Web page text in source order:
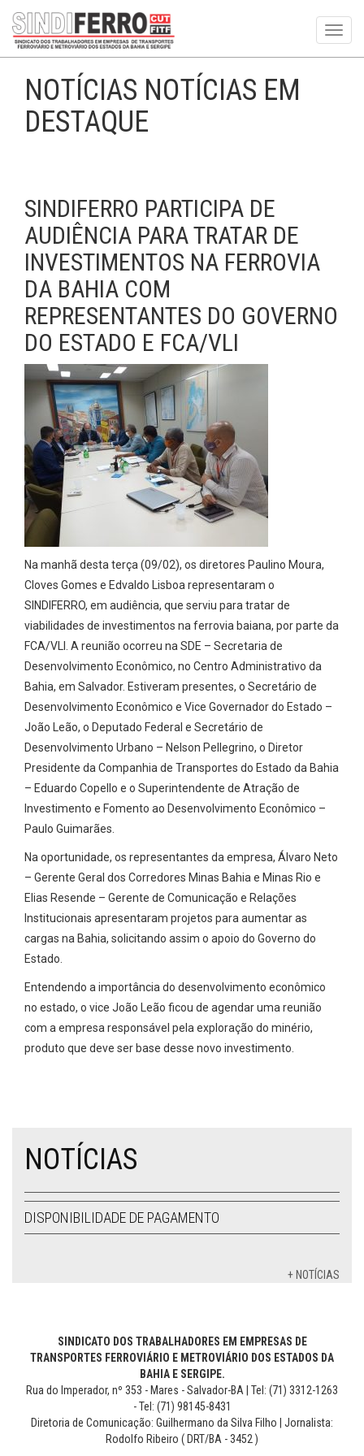
NOTÍCIAS NOTÍCIAS EM
DESTAQUE
SINDIFERRO PARTICIPA DE
AUDIÊNCIA PARA TRATAR DE
INVESTIMENTOS NA FERROVIA
DA BAHIA COM
REPRESENTANTES DO GOVERNO
DO ESTADO E FCA/VLI
Na manhã desta terça (09/02), os diretores Paulino Moura,
Cloves Gomes e Edvaldo Lisboa representaram o
SINDIFERRO, em audiência, que serviu para tratar de
viabilidades de investimentos na ferrovia baiana, por parte da
FCA/VLI. A reunião ocorreu na SDE – Secretaria de
Desenvolvimento Econômico, no Centro Administrativo da
Bahia, em Salvador. Estiveram presentes, o Secretário de
Desenvolvimento Econômico e Vice Governador do Estado –
João Leão, o Deputado Federal e Secretário de
Desenvolvimento Urbano – Nelson Pellegrino, o Diretor
Presidente da Companhia de Transportes do Estado da Bahia
– Eduardo Copello e o Superintendente de Atração de
Investimento e Fomento ao Desenvolvimento Econômico –
Paulo Guimarães.
Na oportunidade, os representantes da empresa, Álvaro Neto
– Gerente Geral dos Corredores Minas Bahia e Minas Rio e
Elias Resende – Gerente de Comunicação e Relações
Institucionais apresentaram projetos para aumentar as
cargas na Bahia, solicitando assim o apoio do Governo do
Estado.
Entendendo a importância do desenvolvimento econômico
no estado, o vice João Leão ficou de agendar uma reunião
com a empresa responsável pela exploração do minério,
produto que deve ser base desse novo investimento.
NOTÍCIAS
DISPONIBILIDADE DE PAGAMENTO
+ NOTÍCIAS
SINDICATO DOS TRABALHADORES EM EMPRESAS DE
TRANSPORTES FERROVIÁRIO E METROVIÁRIO DOS ESTADOS DA
BAHIA E SERGIPE.
Rua do Imperador, nº 353 - Mares - Salvador-BA | Tel: (71) 3312-1263
- Tel: (71) 98145-8431
Diretoria de Comunicação: Guilhermano da Silva Filho | Jornalista:
Rodolfo Ribeiro ( DRT/BA - 3452 )